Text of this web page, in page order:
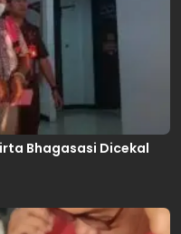
Bhagasasi Dicekal